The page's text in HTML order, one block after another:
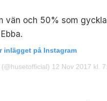
vän och 50% som
inlägget på Instagram
12 Nov 2017 kl.